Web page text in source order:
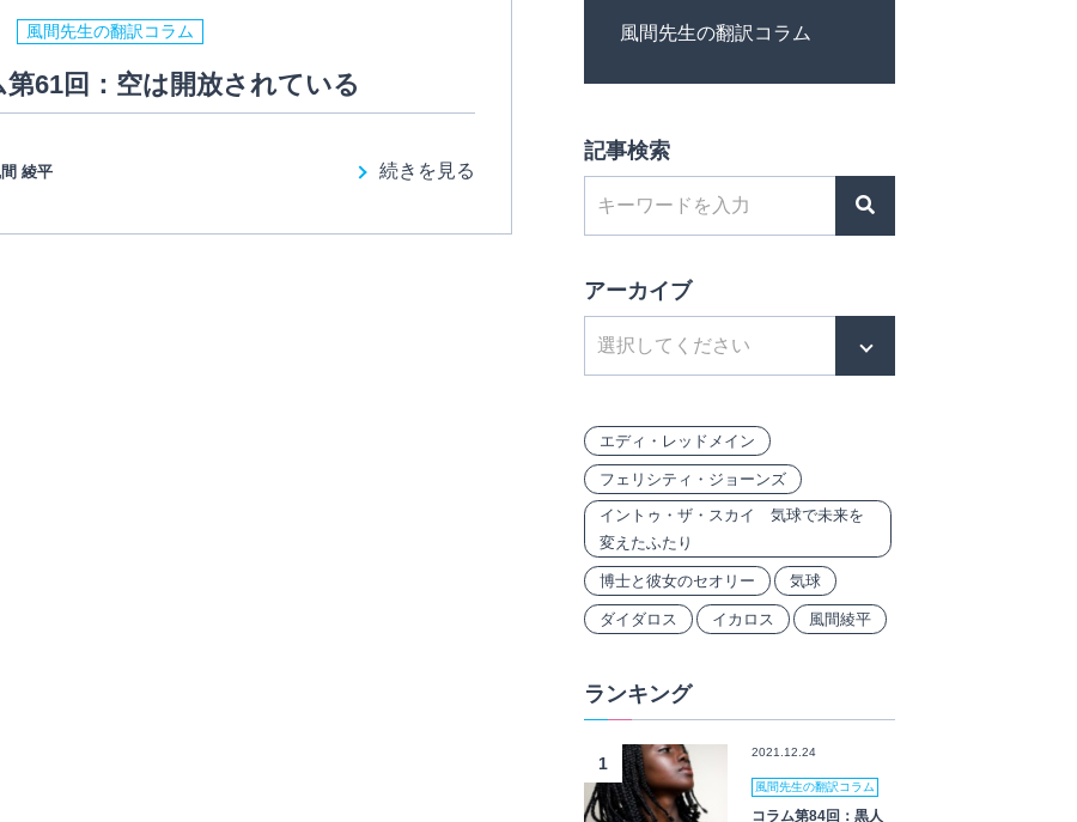
風間先生の翻訳コラム
第61回：空は開放されている
綾平 続きを見る
風間先生の翻訳コラム
記事検索
アーカイブ
エディ・レッドメイン
フェリシティ・ジョーンズ
イントゥ・ザ・スカイ 気球で未来を
変えたふたり
博士と彼女のセオリー 気球
ダイダロス イカロス 風間綾平
ランキング
1
2021.12.24
風間先生の翻訳コラム
コラム第84回：黒人